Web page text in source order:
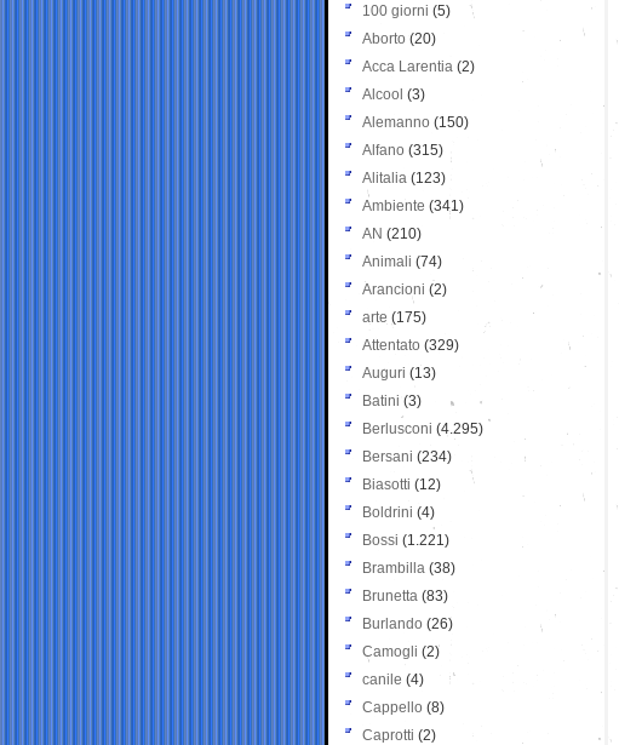
100 giorni (5)
Aborto (20)
Acca Larentia (2)
Alcool (3)
Alemanno (150)
Alfano (315)
Alitalia (123)
Ambiente (341)
AN (210)
Animali (74)
Arancioni (2)
arte (175)
Attentato (329)
Auguri (13)
Batini (3)
Berlusconi (4.295)
Bersani (234)
Biasotti (12)
Boldrini (4)
Bossi (1.221)
Brambilla (38)
Brunetta (83)
Burlando (26)
Camogli (2)
canile (4)
Cappello (8)
Caprotti (2)